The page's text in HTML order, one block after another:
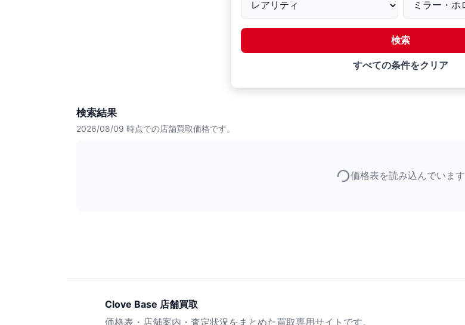
検索
すべての条件をクリア
検索結果
2026/08/09 時点での店舗買取価格です。
価格表を読み込んでいます
Clove Base 店舗買取
価格表・店舗案内・査定状況をまとめた買取専用サイトです。